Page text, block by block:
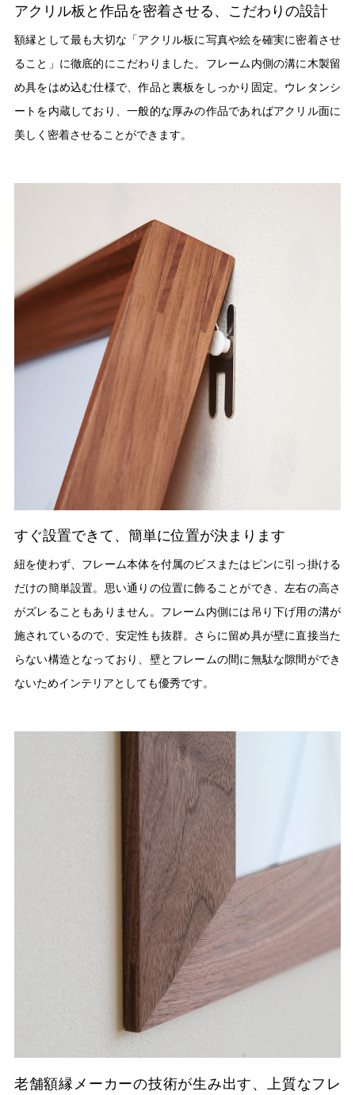
アクリル板と作品を密着させる、こだわりの設計
額縁として最も大切な「アクリル板に写真や絵を確実に密着させ
ること」に徹底的にこだわりました。フレーム内側の溝に木製留
め具をはめ込む仕様で、作品と裏板をしっかり固定。ウレタンシ
ートを内蔵しており、一般的な厚みの作品であればアクリル面に
美しく密着させることができます。
すぐ設置できて、簡単に位置が決まります
紐を使わず、フレーム本体を付属のビスまたはピンに引っ掛ける
だけの簡単設置。思い通りの位置に飾ることができ、左右の高さ
がズレることもありません。フレーム内側には吊り下げ用の溝が
施されているので、安定性も抜群。さらに留め具が壁に直接当た
らない構造となっており、壁とフレームの間に無駄な隙間ができ
ないためインテリアとしても優秀です。
老舗額縁メーカーの技術が生み出す、上質なフレ